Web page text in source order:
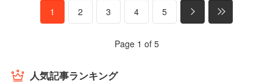
1 2 3 4 5
Page 1 of 5
人気記事ランキング